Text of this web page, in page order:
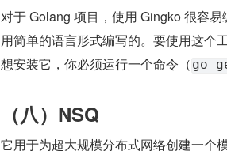
对于 Golang 项目，使用 Gingko 很容
用简单的语言形式编写的。要使用这个
想安装它，你必须运行一个命令（ go
（八）NSQ
它用于为超大规模分布式网络创建一个